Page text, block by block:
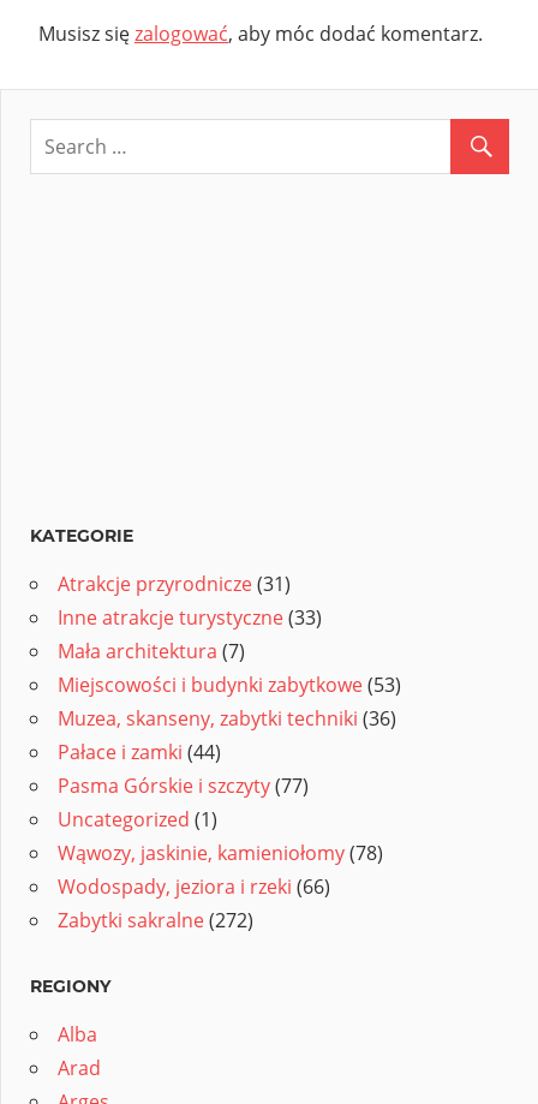
Musisz sięzalogować, aby móc dodać komentarz.
KATEGORIE
Atrakcje przyrodnicze(31)
Inne atrakcje turystyczne(33)
Mała architektura (7)
Miejscowości i budynki zabytkowe(53)
Muzea, skanseny, zabytki techniki (36)
Pałace i zamki (44)
Pasma Górskie i szczyty(77)
Uncategorized (1)
Wąwozy, jaskinie, kamieniołomy(78)
Wodospady, jeziora i rzeki (66)
Zabytki sakralne(272)
REGIONY
Alba
Arad